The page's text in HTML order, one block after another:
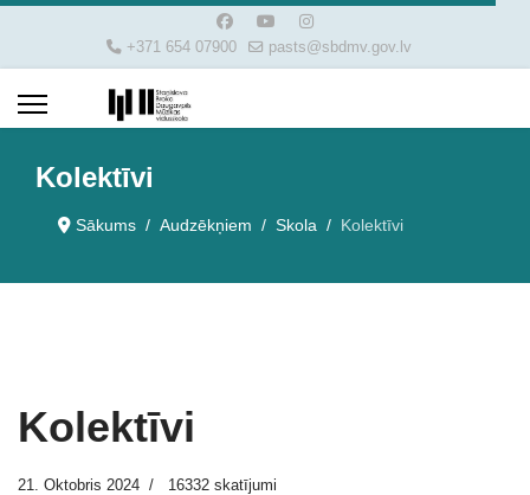
+371 654 07900 pasts@sbdmv.gov.lv
Kolektīvi
Sākums Audzēkņiem Skola Kolektīvi
Kolektīvi
21. Oktobris 2024 16332 skatījumi